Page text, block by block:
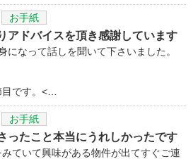
お手紙
アドバイスを頂き感謝しています
になって話しを聞いて下さいました。
です。<…
お手紙
ったこと本当にうれしかったです
ていて興味がある物件が出てすぐご連